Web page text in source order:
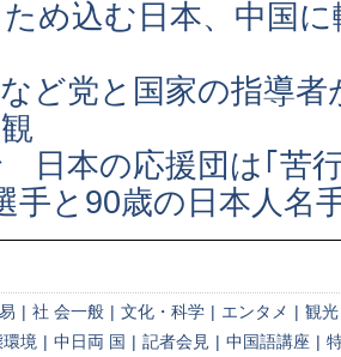
め込む日本、中国
ど党と国家の指導者
日本の応援団は｢苦
手と90歳の日本人名
| 社 会一般 | 文化・科学 | エンタメ | 観光
境 | 中日両 国 | 記者会見 | 中国語講座 |